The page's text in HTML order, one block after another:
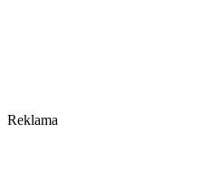
Reklama